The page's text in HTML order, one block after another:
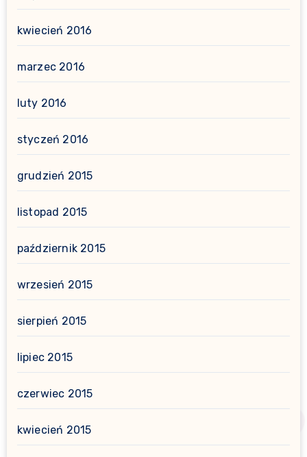
kwiecień 2016
marzec 2016
luty 2016
styczeń 2016
grudzień 2015
listopad 2015
październik 2015
wrzesień 2015
sierpień 2015
lipiec 2015
czerwiec 2015
kwiecień 2015